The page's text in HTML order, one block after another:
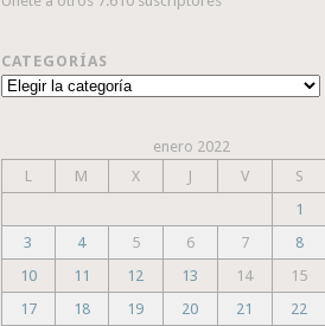
CATEGORÍAS
Categorías
enero 2022
L
M X J V S
1
3
4 5 6 7 8
10
11 12 13 14 15
17
18 19 20 21 22